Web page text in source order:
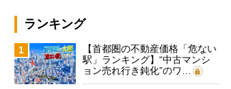
ランキング
1
【首都圏の不動産価格「危ない
駅」ランキング】“中古マンシ
ョン売れ行き鈍化”のワ…